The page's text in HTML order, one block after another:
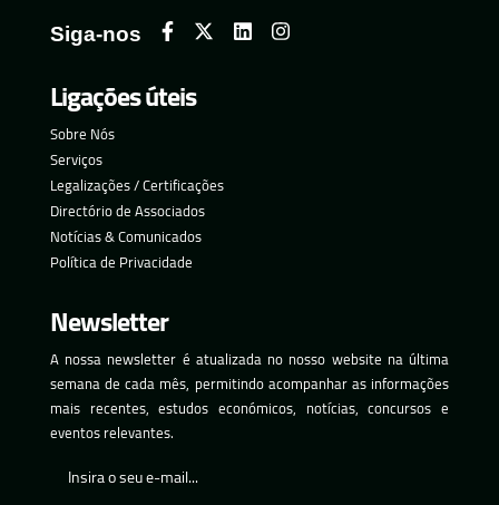
Siga-nos
Ligações úteis
Sobre Nós
Serviços
Legalizações / Certificações
Directório de Associados
Notícias & Comunicados
Política de Privacidade
Newsletter
A nossa newsletter é atualizada no nosso website na última
semana de cada mês, permitindo acompanhar as informações
mais recentes, estudos económicos, notícias, concursos e
eventos relevantes.